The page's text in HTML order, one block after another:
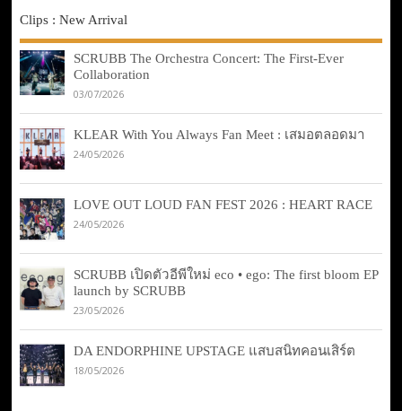
Clips : New Arrival
SCRUBB The Orchestra Concert: The First-Ever
Collaboration
03/07/2026
KLEAR With You Always Fan Meet : เสมอตลอดมา
24/05/2026
LOVE OUT LOUD FAN FEST 2026 : HEART RACE
24/05/2026
SCRUBB เปิดตัวอีพีใหม่ eco • ego: The first bloom EP
launch by SCRUBB
23/05/2026
DA ENDORPHINE UPSTAGE แสบสนิทคอนเสิร์ต
18/05/2026